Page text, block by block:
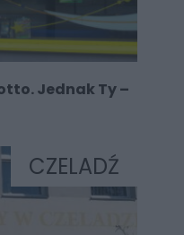
Jednak Ty –
CZELADŹ